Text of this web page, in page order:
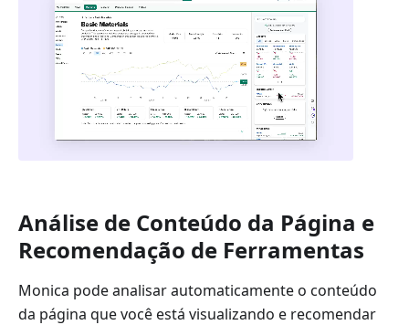
Análise de Conteúdo da Página e
Recomendação de Ferramentas
Monica pode analisar automaticamente o conteúdo
da página que você está visualizando e recomendar